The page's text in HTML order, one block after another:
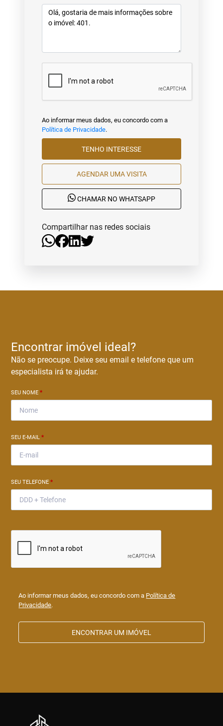
Ao informar meus dados, eu concordo com a
Política de Privacidade.
TENHO INTERESSE
AGENDAR UMA VISITA
CHAMAR NO WHATSAPP
Compartilhar nas redes sociais
Encontrar imóvel ideal?
Não se preocupe. Deixe seu email e telefone que um
especialista irá te ajudar.
SEU NOME*
SEU E-MAIL*
SEU TELEFONE*
Ao informar meus dados, eu concordo com a Política de
Privacidade.
ENCONTRAR UM IMÓVEL